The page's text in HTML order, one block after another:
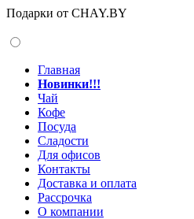
Подарки от CHAY.BY
Главная
Новинки!!!
Чай
Кофе
Посуда
Сладости
Для офисов
Контакты
Доставка и оплата
Рассрочка
О компании